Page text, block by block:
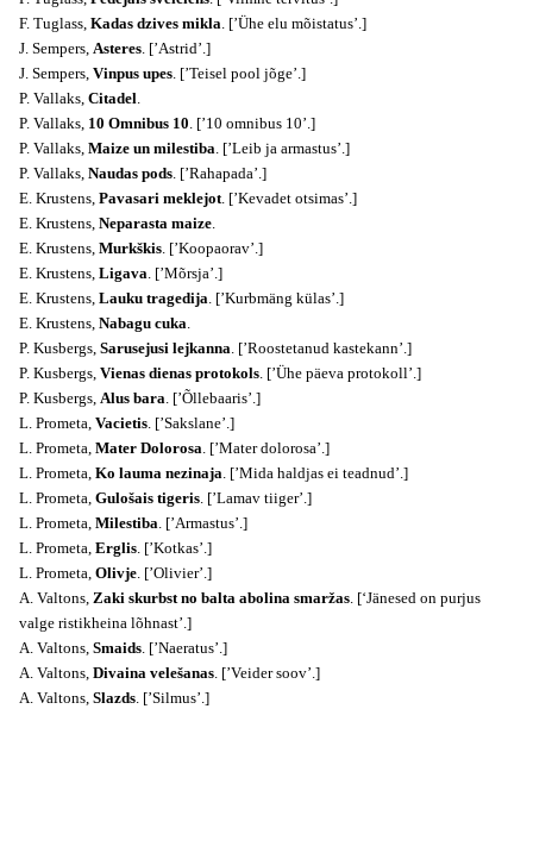
F. Tuglass, Kadas dzives mikla. [’Ühe elu mõistatus’.]
J. Sempers, Asteres. [’Astrid’.]
J. Sempers, Vinpus upes. [’Teisel pool jõge’.]
P. Vallaks, Citadel.
P. Vallaks, 10 Omnibus 10. [’10 omnibus 10’.]
P. Vallaks, Maize un milestiba. [’Leib ja armastus’.]
P. Vallaks, Naudas pods. [’Rahapada’.]
E. Krustens, Pavasari meklejot. [’Kevadet otsimas’.]
E. Krustens, Neparasta maize.
E. Krustens, Murkškis. [’Koopaorav’.]
E. Krustens, Ligava. [’Mõrsja’.]
E. Krustens, Lauku tragedija. [’Kurbmäng külas’.]
E. Krustens, Nabagu cuka.
P. Kusbergs, Sarusejusi lejkanna. [’Roostetanud kastekann’.]
P. Kusbergs, Vienas dienas protokols. [’Ühe päeva protokoll’.]
P. Kusbergs, Alus bara. [’Õllebaaris’.]
L. Prometa, Vacietis. [’Sakslane’.]
L. Prometa, Mater Dolorosa. [’Mater dolorosa’.]
L. Prometa, Ko lauma nezinaja. [’Mida haldjas ei teadnud’.]
L. Prometa, Gulošais tigeris. [’Lamav tiiger’.]
L. Prometa, Milestiba. [’Armastus’.]
L. Prometa, Erglis. [’Kotkas’.]
L. Prometa, Olivje. [’Olivier’.]
A. Valtons, Zaki skurbst no balta abolina smaržas. [‘Jänesed on purjus
valge ristikheina lõhnast’.]
A. Valtons, Smaids. [’Naeratus’.]
A. Valtons, Divaina velešanas. [’Veider soov’.]
A. Valtons, Slazds. [’Silmus’.]